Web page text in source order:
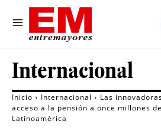
Internacional
Inicio Internacional
Las
acceso a la pensión a once millones
Latinoamérica